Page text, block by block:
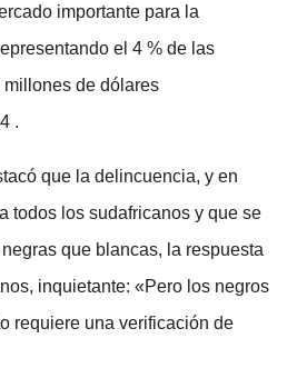
importante para la
el 4 % de las
de dólares
.
que la delincuencia, y en
todos los sudafricanos y que se
que blancas, la respuesta
inquietante: «Pero los negros
requiere una verificación de